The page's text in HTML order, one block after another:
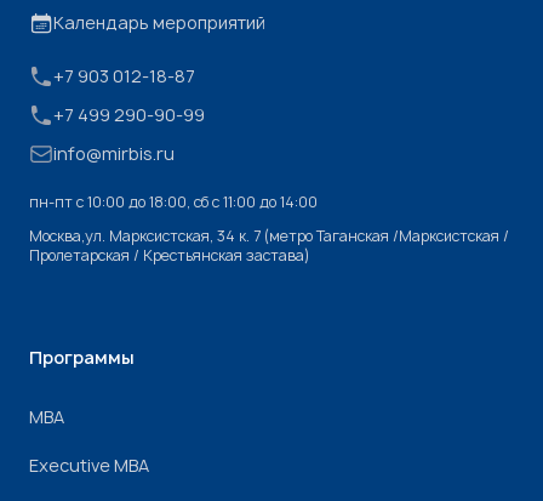
Календарь мероприятий
+7 903 012-18-87
+7 499 290-90-99
info@mirbis.ru
пн-пт с 10:00 до 18:00, cб с 11:00 до 14:00
Москва,ул. Марксистская, 34 к. 7 (метро Таганская /Марксистская /
Пролетарская / Крестьянская застава)
Программы
МВА
Executive MBA